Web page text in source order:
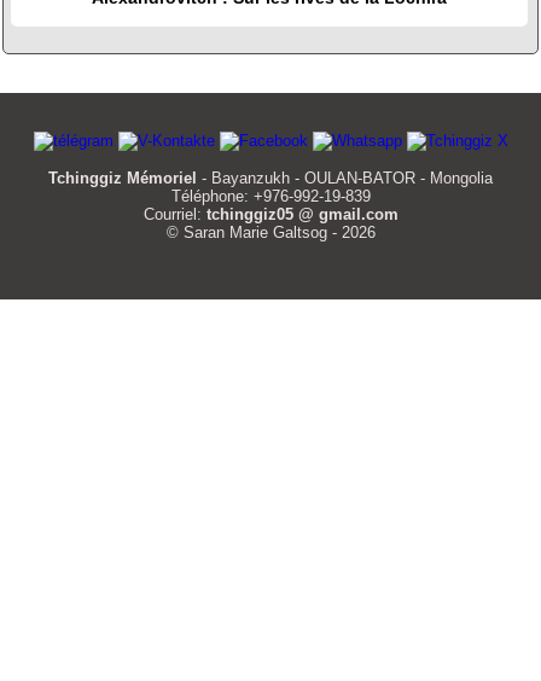
Tchinggiz Mémoriel - Bayanzukh - OULAN-BATOR - Mongolia
Téléphone: +976-992-19-839
Courriel: tchinggiz05 @ gmail.com
© Saran Marie Galtsog - 2026